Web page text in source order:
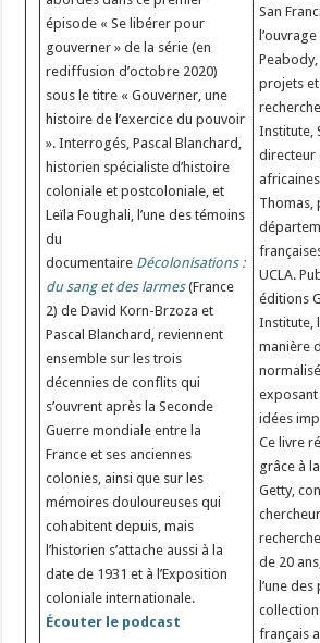
épisode « Se libérer pour
gouverner » de la série (en
rediffusion d’octobre 2020)
sous le titre « Gouverner, une
histoire de l’exercice du pouvoir
». Interrogés, Pascal Blanchard,
historien spécialiste d’histoire
coloniale et postcoloniale, et
Leïla Foughali, l’une des témoins
du
documentaire Décolonisations :
du sang et des larmes(France
2) de David Korn-Brzoza et
Pascal Blanchard, reviennent
ensemble sur les trois
décennies de conflits qui
s’ouvrent après la Seconde
Guerre mondiale entre la
France et ses anciennes
colonies, ainsi que sur les
mémoires douloureuses qui
cohabitent depuis, mais
l’historien s’attache aussi à la
date de 1931 et à l’Exposition
coloniale internationale.
Écouter le podcast
San
projets
Institute,
directeur
Thomas,
UCLA.
éditions
Institute,
manière
exposant
idées
Ce livre
grâce à
Getty,
de 20
l’une
français